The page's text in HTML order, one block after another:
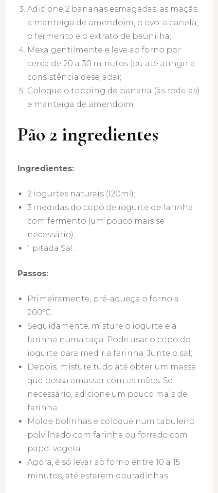
Adicione 2 bananas esmagadas, as maçãs,
a manteiga de amendoim, o ovo, a canela,
o fermento e o extrato de baunilha;
Mexa gentilmente e leve ao forno por
cerca de 20 a 30 minutos (ou até atingir a
consistência desejada);
Coloque o topping de banana (às rodelas)
e manteiga de amendoim.
Pão 2 ingredientes
Ingredientes:
2 iogurtes naturais (120ml);
3 medidas do copo de iogurte de farinha
com fermento (um pouco mais se
necessário);
1 pitada Sal.
Passos:
Primeiramente, pré-aqueça o forno a
200ºC;
Seguidamente, misture o iogurte e a
farinha numa taça. Pode usar o copo do
iogurte para medir a farinha. Junte o sal;
Depois, misture tudo até obter um massa
que possa amassar com as mãos. Se
necessário, adicione um pouco mais de
farinha;
Molde bolinhas e coloque num tabuleiro
polvilhado com farinha ou forrado com
papel vegetal;
Agora, é só levar ao forno entre 10 a 15
minutos, até estarem douradinhas.